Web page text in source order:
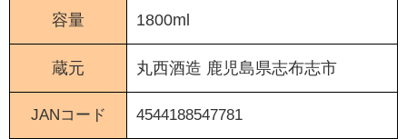
容量 1800ml
蔵元 丸西酒造 鹿児島県志布志市
JANコード 4544188547781